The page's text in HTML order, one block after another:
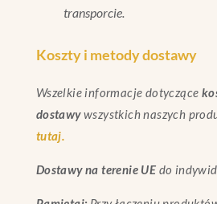
transporcie.
Koszty i metody dostawy
Wszelkie informacje dotyczące
dostawywszystkich naszych
tutaj.
Dostawy na terenie UE do